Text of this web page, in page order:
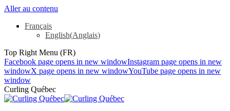
Aller au contenu
Français
English(Anglais)
Top Right Menu (FR)
Facebook page opens in new windowInstagram page opens in new
windowX page opens in new windowYouTube page opens in new
window
Curling Québec